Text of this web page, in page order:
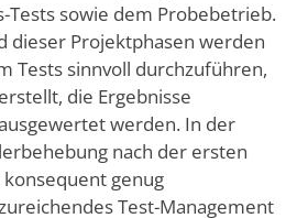
Tests sowie dem Probebetrieb.
dieser Projektphasen werden
Tests sinnvoll durchzuführen,
die Ergebnisse
werden. In der
nach der ersten
genug
Test-Management